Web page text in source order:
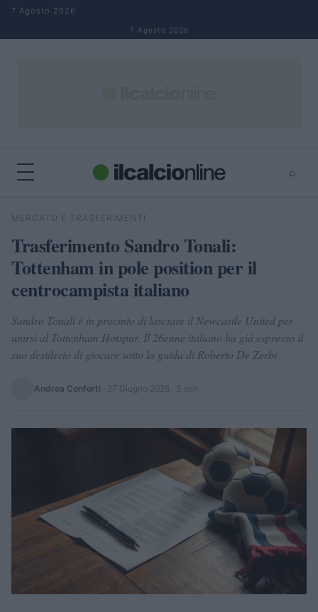
Salta al contenuto
7 Agosto 2026
7 Agosto 2026
⌕
Cerca
MERCATO E TRASFERIMENTI
Trasferimento Sandro Tonali:
Tottenham in pole position per il
centrocampista italiano
Sandro Tonali è in procinto di lasciare il Newcastle United per
unirsi al Tottenham Hotspur. Il 26enne italiano ha già espresso il
suo desiderio di giocare sotto la guida di Roberto De Zerbi
Andrea Conforti 27 Giugno 2026 · 3 min